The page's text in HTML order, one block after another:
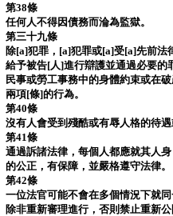
第38條
任何人不得因債務而淪為監獄。
第三十九條
除[a]犯罪，[a]犯罪或[a]受[a]先前法
給予被告[人]進行辯護並通過必要的
民事或勞工事務中的身體約束或在
兩項[條]的行為。
第40條
沒有人會受到殘酷或有辱人格的待
第41條
通過訴諸法律，每個人都應就其人
的公正，有保障，並嚴格遵守法律。
第42條
一位法官可能不會在多個情況下就
除非重新審理進行，否則禁止重新